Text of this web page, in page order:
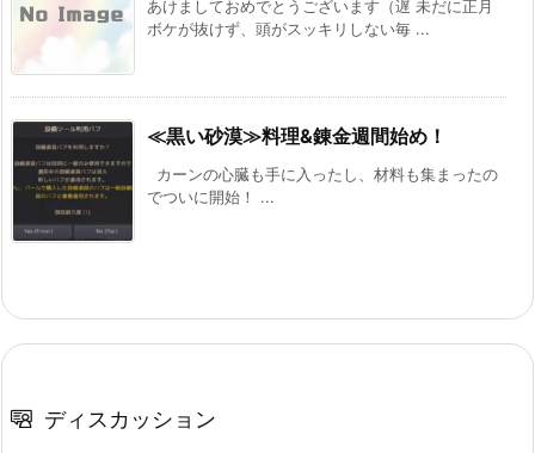
あけましておめでとうございます（遅 未だに正月
ボケが抜けず、頭がスッキリしない毎 ...
≪黒い砂漠≫料理&錬金週間始め！
カーンの心臓も手に入ったし、材料も集まったの
でついに開始！ ...
ディスカッション